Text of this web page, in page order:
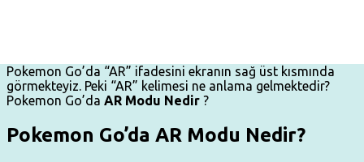
Pokemon Go’da “AR” ifadesini ekranın sağ üst kısmında
görmekteyiz. Peki “AR” kelimesi ne anlama gelmektedir?
Pokemon Go’da AR Modu Nedir ?
Pokemon Go’da AR Modu Nedir?